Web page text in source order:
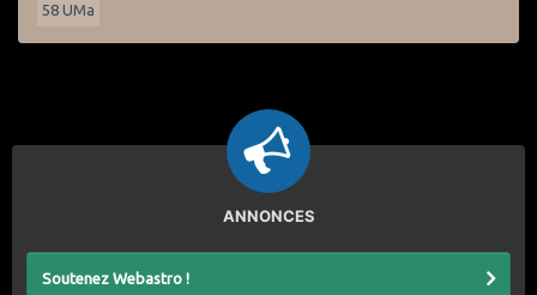
58 UMa
ANNONCES
Soutenez Webastro !